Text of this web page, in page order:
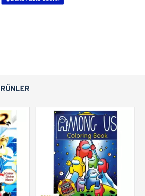
ürünleri
Kitabı
Sayfa
ve eğlenceli etkinlikler
Kuru boya, pastel boya ve